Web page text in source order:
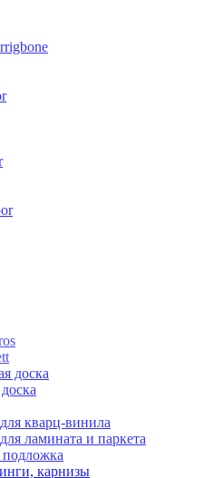
доска
кварц-винила
ламината и паркета
карнизы